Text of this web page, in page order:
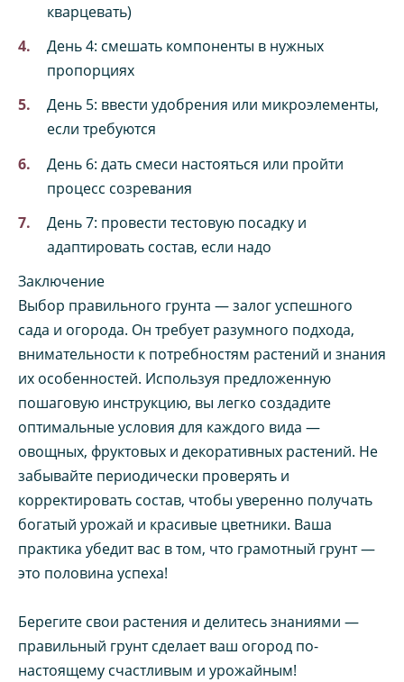
кварцевать)
День 4: смешать компоненты в нужных
пропорциях
День 5: ввести удобрения или микроэлементы,
если требуются
День 6: дать смеси настояться или пройти
процесс созревания
День 7: провести тестовую посадку и
адаптировать состав, если надо
Заключение
Выбор правильного грунта — залог успешного
сада и огорода. Он требует разумного подхода,
внимательности к потребностям растений и знания
их особенностей. Используя предложенную
пошаговую инструкцию, вы легко создадите
оптимальные условия для каждого вида —
овощных, фруктовых и декоративных растений. Не
забывайте периодически проверять и
корректировать состав, чтобы уверенно получать
богатый урожай и красивые цветники. Ваша
практика убедит вас в том, что грамотный грунт —
это половина успеха!
Берегите свои растения и делитесь знаниями —
правильный грунт сделает ваш огород по-
настоящему счастливым и урожайным!